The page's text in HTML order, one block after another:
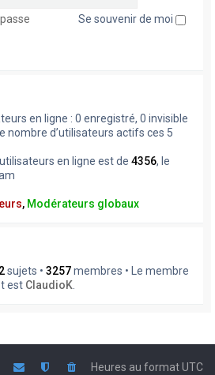
Se souvenir de moi
en ligne : 0 enregistré, 0 invisible
nombre d’utilisateurs actifs ces 5
en ligne est de 4356, le
, Modérateurs globaux
sujets • 3257membres • Le membre
est ClaudioK
Heures au formatUTC